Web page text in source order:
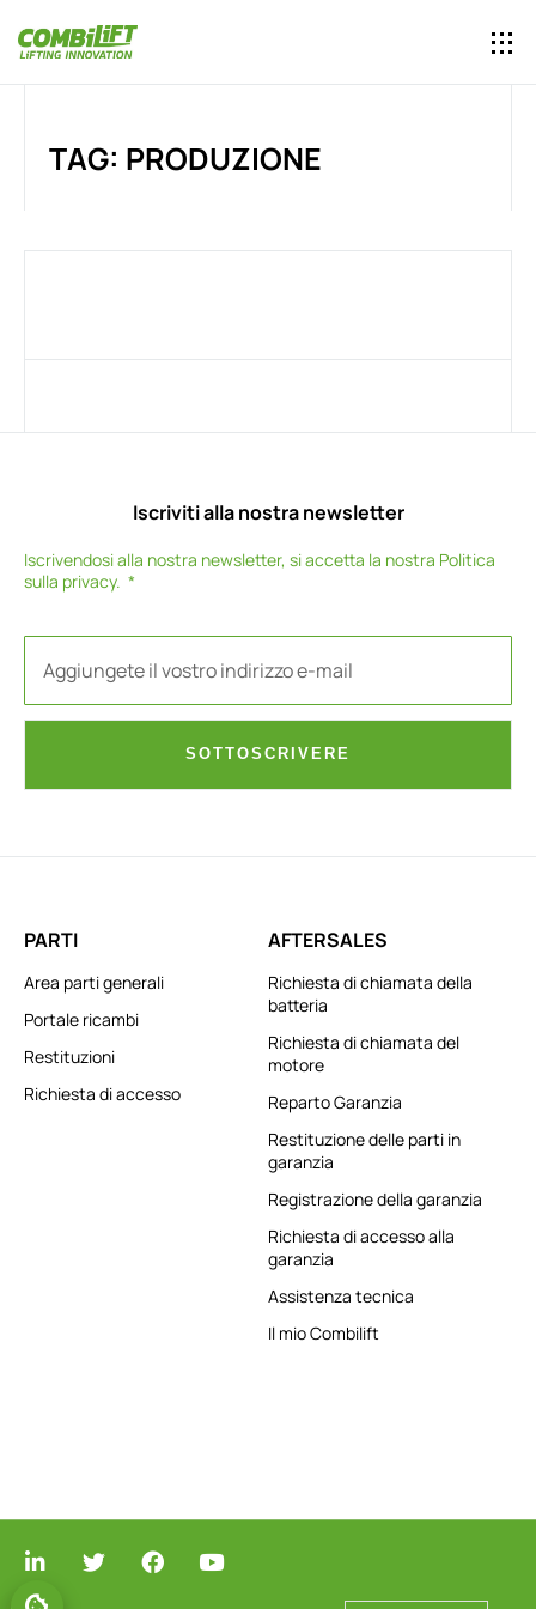
TAG: PRODUZIONE
Iscriviti alla nostra newsletter
Iscrivendosi alla nostra newsletter, si accetta la nostra Politica
sulla privacy.
SOTTOSCRIVERE
PARTI
Area parti generali
Portale ricambi
Restituzioni
Richiesta di accesso
AFTERSALES
Richiesta di chiamata della
batteria
Richiesta di chiamata del
motore
Reparto Garanzia
Restituzione delle parti in
garanzia
Registrazione della garanzia
Richiesta di accesso alla
garanzia
Assistenza tecnica
Il mio Combilift